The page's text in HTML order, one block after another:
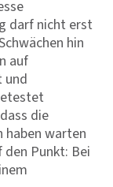
darf nicht erst
hin
auf
und
die
haben warten
den Punkt: Bei